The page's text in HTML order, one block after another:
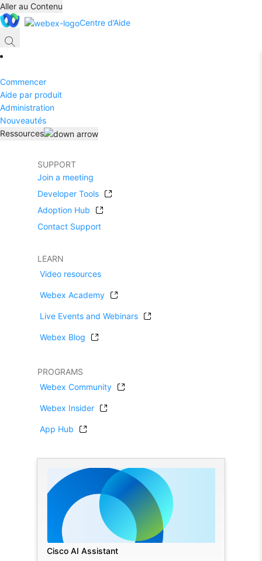
Aller au Contenu
Centre d’Aide
Commencer
Aide par produit
Administration
Nouveautés
Ressources
SUPPORT
Join a meeting
Developer Tools
Adoption Hub
Contact Support
LEARN
Video resources
Webex Academy
Live Events and Webinars
Webex Blog
PROGRAMS
Webex Community
Webex Insider
App Hub
Cisco AI Assistant